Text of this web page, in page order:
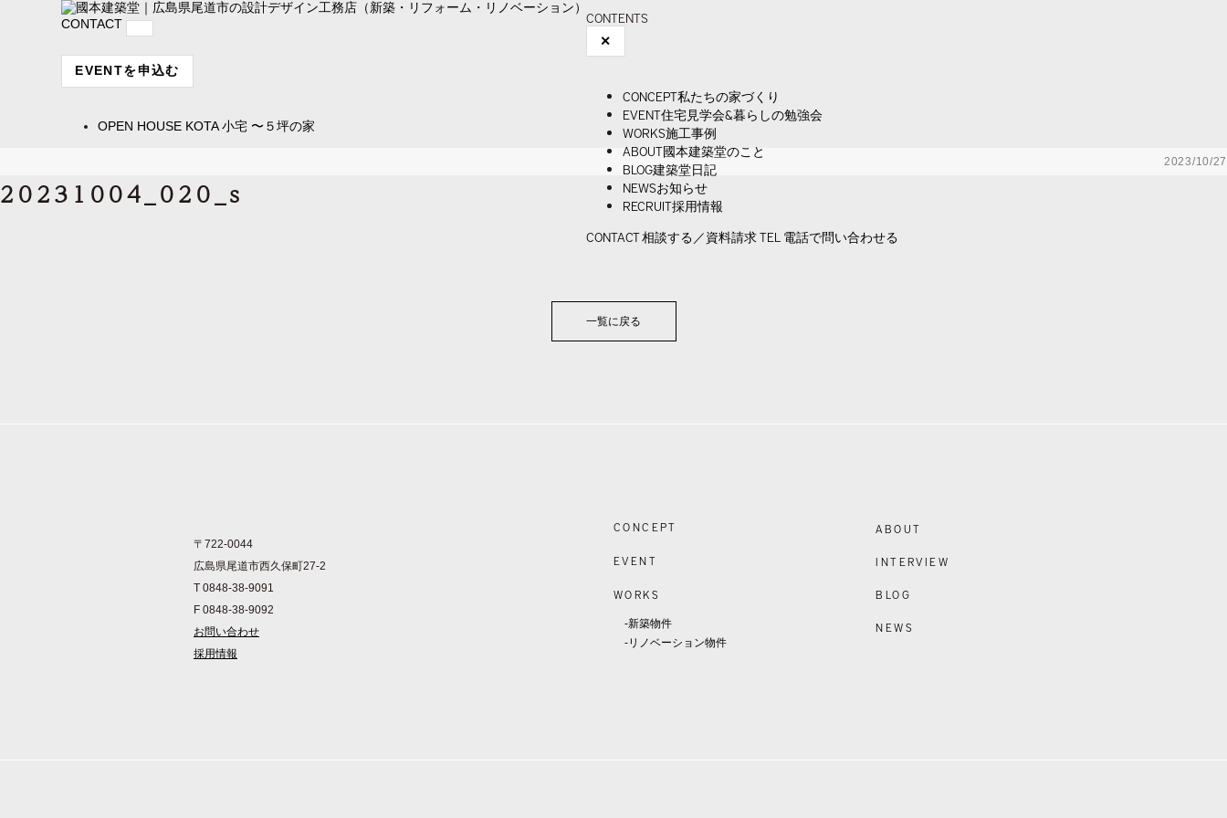
CONTENTS
✕
CONCEPT私たちの家づくり
EVENT住宅見学会&暮らしの勉強会
WORKS施工事例
ABOUT國本建築堂のこと
BLOG建築堂日記
NEWSお知らせ
RECRUIT採用情報
CONTACT相談する／資料請求TEL 電話で問い合わせる
CONTACT
EVENTを申込む
OPEN HOUSE KOTA 小宅 〜５坪の家
2023/10/27
20231004_020_s
一覧に戻る
〒722-0044
広島県尾道市西久保町27-2
T 0848-38-9091
F 0848-38-9092
お問い合わせ
採用情報
CONCEPT
EVENT
WORKS
-新築物件
-リノベーション物件
ABOUT
INTERVIEW
BLOG
NEWS